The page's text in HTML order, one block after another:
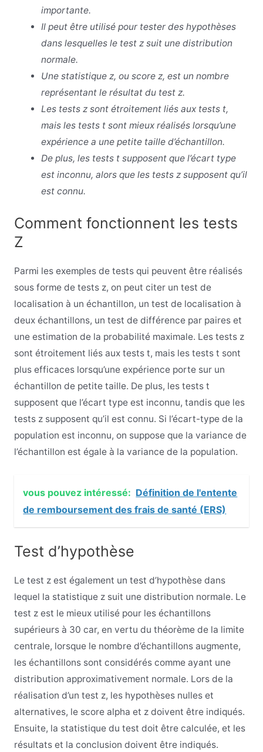
importante.
Il peut être utilisé pour tester des hypothèses
dans lesquelles le test z suit une distribution
normale.
Une statistique z, ou score z, est un nombre
représentant le résultat du test z.
Les tests z sont étroitement liés aux tests t,
mais les tests t sont mieux réalisés lorsqu’une
expérience a une petite taille d’échantillon.
De plus, les tests t supposent que l’écart type
est inconnu, alors que les tests z supposent qu’il
est connu.
Comment fonctionnent les tests
Z
Parmi les exemples de tests qui peuvent être réalisés
sous forme de tests z, on peut citer un test de
localisation à un échantillon, un test de localisation à
deux échantillons, un test de différence par paires et
une estimation de la probabilité maximale. Les tests z
sont étroitement liés aux tests t, mais les tests t sont
plus efficaces lorsqu’une expérience porte sur un
échantillon de petite taille. De plus, les tests t
supposent que l’écart type est inconnu, tandis que les
tests z supposent qu’il est connu. Si l’écart-type de la
population est inconnu, on suppose que la variance de
l’échantillon est égale à la variance de la population.
vous pouvez intéressé: Définition de l'entente
de remboursement des frais de santé (ERS)
Test d’hypothèse
Le test z est également un test d’hypothèse dans
lequel la statistique z suit une distribution normale. Le
test z est le mieux utilisé pour les échantillons
supérieurs à 30 car, en vertu du théorème de la limite
centrale, lorsque le nombre d’échantillons augmente,
les échantillons sont considérés comme ayant une
distribution approximativement normale. Lors de la
réalisation d’un test z, les hypothèses nulles et
alternatives, le score alpha et z doivent être indiqués.
Ensuite, la statistique du test doit être calculée, et les
résultats et la conclusion doivent être indiqués.